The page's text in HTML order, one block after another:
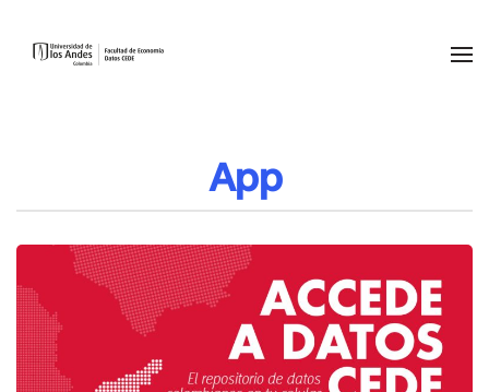
Skip to main content
App